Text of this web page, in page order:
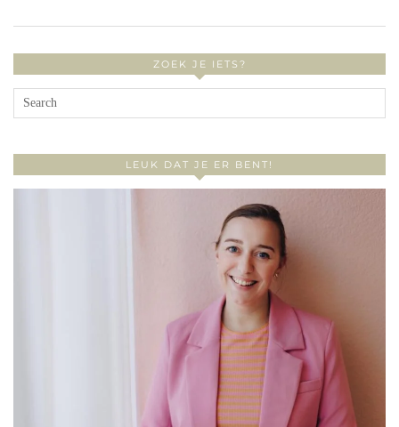
ZOEK JE IETS?
LEUK DAT JE ER BENT!